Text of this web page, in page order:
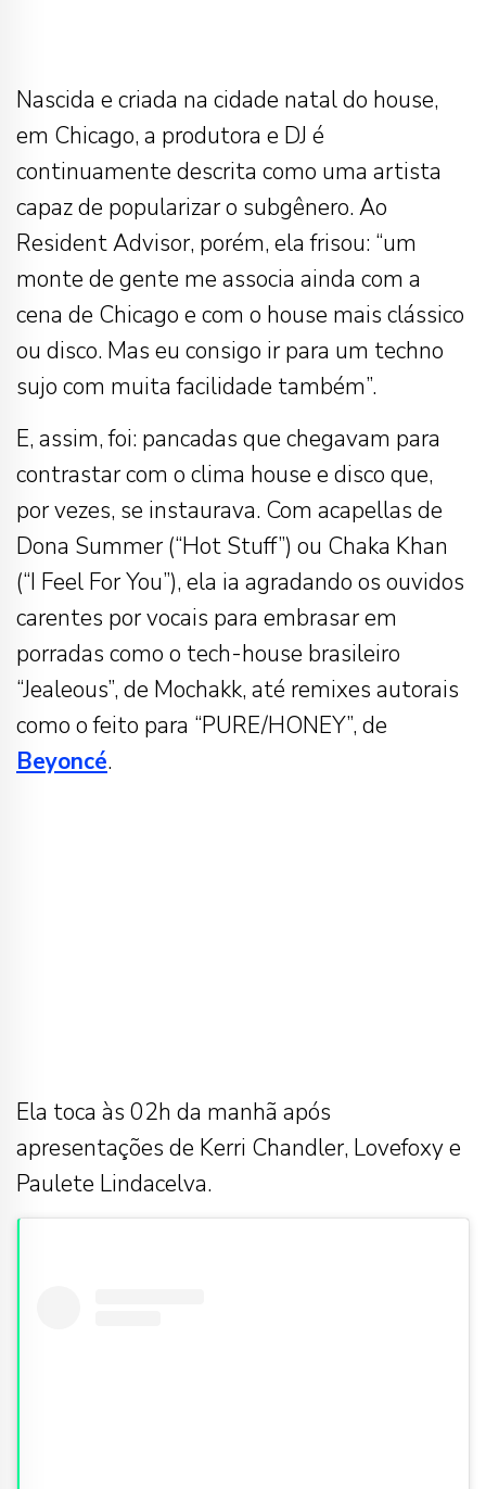
Nascida e criada na cidade natal do house,
em Chicago, a produtora e DJ é
continuamente descrita como uma artista
capaz de popularizar o subgênero. Ao
Resident Advisor, porém, ela frisou: “um
monte de gente me associa ainda com a
cena de Chicago e com o house mais clássico
ou disco. Mas eu consigo ir para um techno
sujo com muita facilidade também”.
E, assim, foi: pancadas que chegavam para
contrastar com o clima house e disco que,
por vezes, se instaurava. Com acapellas de
Dona Summer (“Hot Stuff”) ou Chaka Khan
(“I Feel For You”), ela ia agradando os ouvidos
carentes por vocais para embrasar em
porradas como o tech-house brasileiro
“Jealeous”, de Mochakk, até remixes autorais
como o feito para “PURE/HONEY”, de
Beyoncé.
Ela toca às 02h da manhã após
apresentações de Kerri Chandler, Lovefoxy e
Paulete Lindacelva.